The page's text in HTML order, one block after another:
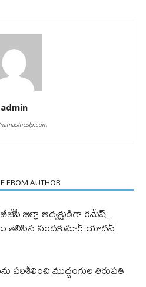
admin
FROM AUTHOR
జిల్లా అధ్యక్షుడిగా రమేష్‌..
తెలిపిన నందకుమార్ యాదవ్
పరిశీలించి ముద్దంగుల తిరుపతి